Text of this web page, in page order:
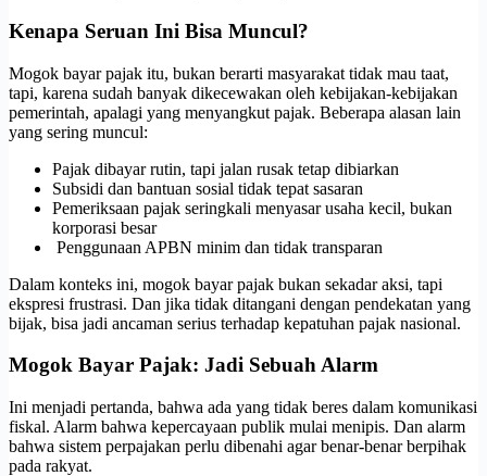
Kenapa Seruan Ini Bisa Muncul?
Mogok bayar pajak itu, bukan berarti masyarakat tidak mau taat,
tapi, karena sudah banyak dikecewakan oleh kebijakan-kebijakan
pemerintah, apalagi yang menyangkut pajak. Beberapa alasan lain
yang sering muncul:
Pajak dibayar rutin, tapi jalan rusak tetap dibiarkan
Subsidi dan bantuan sosial tidak tepat sasaran
Pemeriksaan pajak seringkali menyasar usaha kecil, bukan
korporasi besar
Penggunaan APBN minim dan tidak transparan
Dalam konteks ini, mogok bayar pajak bukan sekadar aksi, tapi
ekspresi frustrasi. Dan jika tidak ditangani dengan pendekatan yang
bijak, bisa jadi ancaman serius terhadap kepatuhan pajak nasional.
Mogok Bayar Pajak: Jadi Sebuah Alarm
Ini menjadi pertanda, bahwa ada yang tidak beres dalam komunikasi
fiskal. Alarm bahwa kepercayaan publik mulai menipis. Dan alarm
bahwa sistem perpajakan perlu dibenahi agar benar-benar berpihak
pada rakyat.